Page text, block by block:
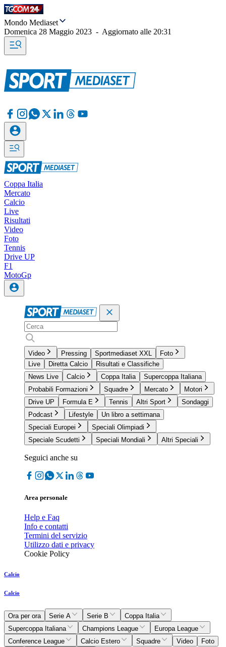
Mondo Mediaset
Domenica 28 Maggio 2023 - Aggiornato alle 20:31
Coppa Italia
Mercato
Calcio
Live
Risultati
Video
Foto
Tennis
Drive UP
F1
MotoGp
Video Pressing Sportmediaset XXL
Foto
Live
Diretta Calcio
Risultati e Classifiche
News Live
Calcio Coppa Italia
Supercoppa Italiana
Probabili Formazioni
Squadre Mercato
Motori
Drive UP
Formula E Tennis Altri Sport
Sondaggi
Podcast
Lifestyle
Un libro a settimana
Speciali Europei
Speciali Olimpiadi
Speciale Scudetti
Speciali Mondiali Altri Speciali
Seguici anche su
Area personale
Help e Faq
Info e contatti
Termini del servizio
Utilizzo dati e privacy
Cookie Policy
Calcio
Calcio
Ora per ora Serie A Serie B
Coppa Italia
Supercoppa Italiana
Champions League
Europa League
Conference League
Calcio Estero Squadre Video
Foto